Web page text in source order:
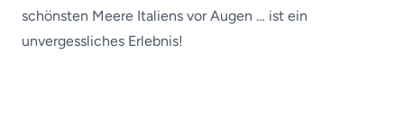
schönsten Meere Italiens vor Augen … ist ein
unvergessliches Erlebnis!